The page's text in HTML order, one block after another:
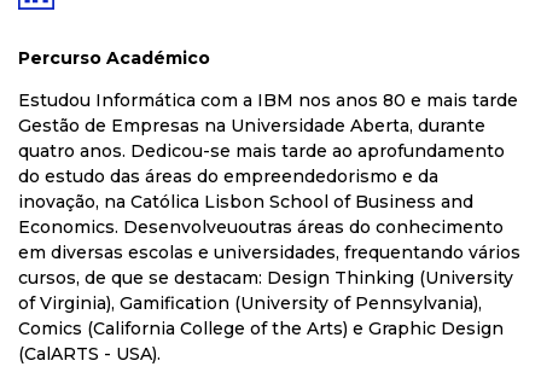
Percurso Académico
Estudou Informática com a IBM nos anos 80 e mais tarde
Gestão de Empresas na Universidade Aberta, durante
quatro anos. Dedicou-se mais tarde ao aprofundamento
do estudo das áreas do empreendedorismo e da
inovação, na Católica Lisbon School of Business and
Economics. Desenvolveuoutras áreas do conhecimento
em diversas escolas e universidades, frequentando vários
cursos, de que se destacam: Design Thinking (University
of Virginia), Gamification (University of Pennsylvania),
Comics (California College of the Arts) e Graphic Design
(CalARTS - USA).